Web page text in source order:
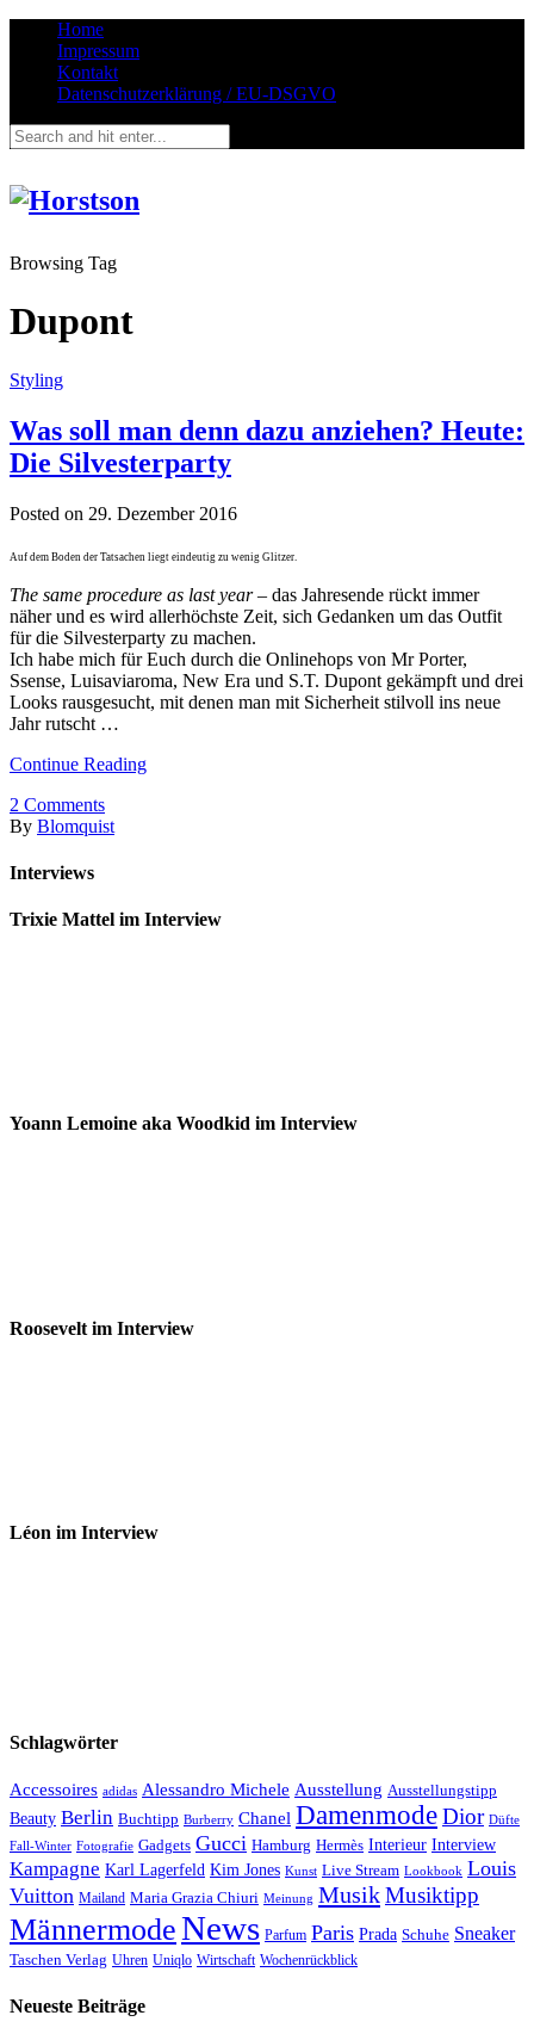
Home
Impressum
Kontakt
Datenschutzerklärung / EU-DSGVO
Browsing Tag
Dupont
Styling
Was soll man denn dazu anziehen? Heute:
Die Silvesterparty
Posted on 29. Dezember 2016
Auf dem Boden der Tatsachen liegt eindeutig zu wenig Glitzer.
The same procedure as last year– das Jahresende rückt immer
näher und es wird allerhöchste Zeit, sich Gedanken um das Outfit
für die Silvesterparty zu machen.
Ich habe mich für Euch durch die Onlinehops von Mr Porter,
Ssense, Luisaviaroma, New Era und S.T. Dupont gekämpft und drei
Looks rausgesucht, mit denen man mit Sicherheit stilvoll ins neue
Jahr rutscht …
Continue Reading
2 Comments
By Blomquist
Interviews
Trixie Mattel im Interview
Yoann Lemoine aka Woodkid im Interview
Roosevelt im Interview
Léon im Interview
Schlagwörter
Accessoires adidas Alessandro Michele Ausstellung Ausstellungstipp
Beauty Berlin Buchtipp Burberry Chanel DamenmodeDior Düfte
Fall-Winter Fotografie Gadgets Gucci Hamburg Hermès Interieur Interview
Kampagne Karl Lagerfeld Kim Jones Kunst Live Stream Lookbook Louis
Vuitton Mailand Maria Grazia Chiuri Meinung MusikMusiktipp
MännermodeNews Parfum Paris Prada Schuhe Sneaker
Taschen Verlag Uhren Uniqlo Wirtschaft Wochenrückblick
Neueste Beiträge